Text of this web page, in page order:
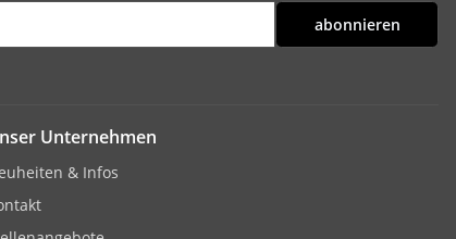
abonnieren
Unternehmen
& Infos